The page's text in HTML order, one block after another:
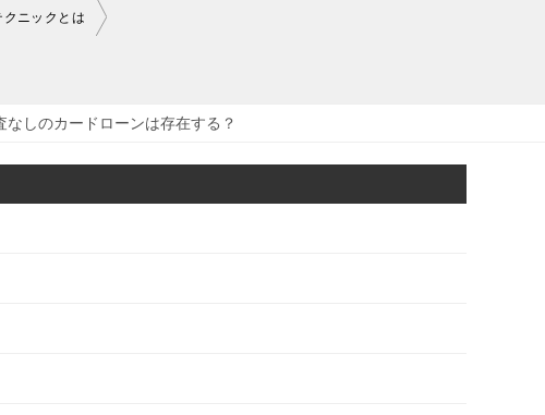
ニックとは
しのカードローンは存在する？